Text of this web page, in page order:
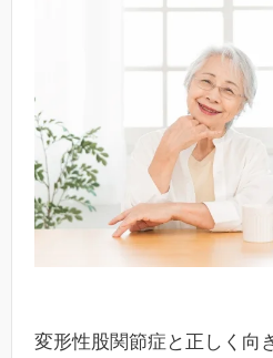
変形性股関節症と正しく向